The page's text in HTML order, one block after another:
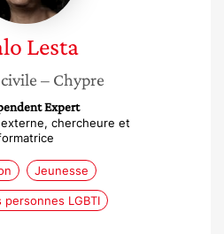
Lesta
– Chypre
Expert
chercheure et
Jeunesse
personnes LGBTI